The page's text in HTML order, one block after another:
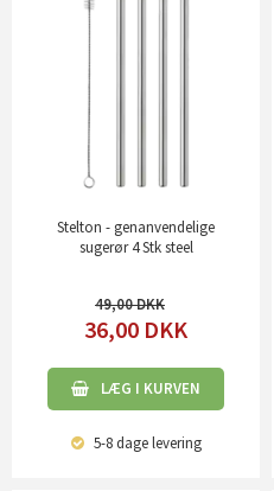
Stelton - genanvendelige
sugerør 4 Stk steel
49,00
36,00 DKK
LÆG I KURVEN
5-8 dagelevering